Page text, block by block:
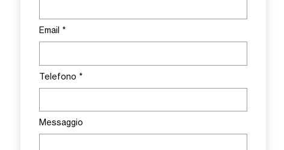
Email *
Telefono *
Messaggio